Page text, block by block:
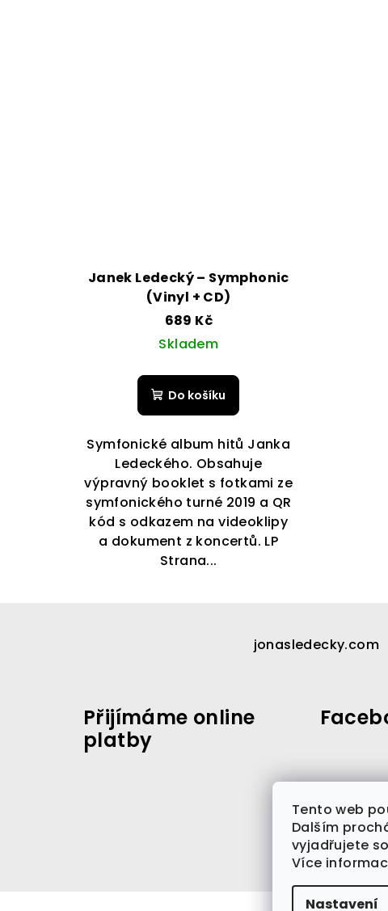
Tento web
Dalším
vyjadřujete
Více
Nastavení
Janek Ledecký – Symphonic
(Vinyl + CD)
689 Kč
Skladem
Do košíku
Symfonické album hitů Janka
Ledeckého. Obsahuje
výpravný booklet s fotkami ze
symfonického turné 2019 a QR
kód s odkazem na videoklipy
a dokument z koncertů. LP
Strana...
jonasledecky.com
Přijímáme online
platby